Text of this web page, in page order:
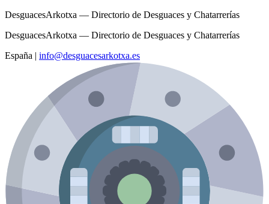
DesguacesArkotxa — Directorio de Desguaces y Chatarrerías
DesguacesArkotxa — Directorio de Desguaces y Chatarrerías
España | info@desguacesarkotxa.es